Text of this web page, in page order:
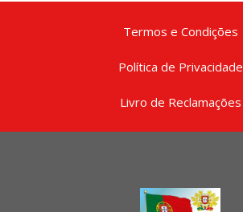
Termos e Condições
Política de Privacidade
Livro de Reclamações